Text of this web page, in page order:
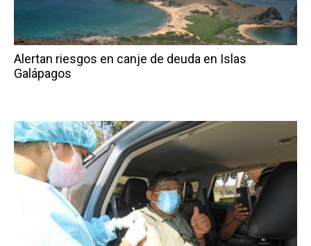
Alertan riesgos en canje de deuda en Islas
Galápagos